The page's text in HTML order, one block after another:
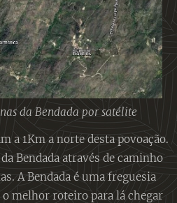
da Bendada por satélite
a 1Km a norte desta povoação.
Bendada através de caminho
A Bendada é uma freguesia
o melhor roteiro para lá chegar